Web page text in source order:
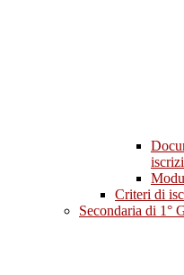
Criteri di
Secondaria di 1°